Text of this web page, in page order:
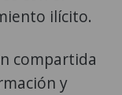
ilícito.
compartida
y